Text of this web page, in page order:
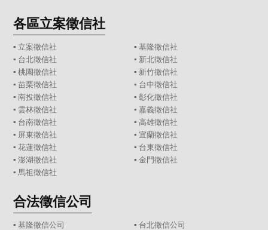
各區立案徵信社
▪ 立案徵信社 ▪ 基隆徵信社
▪ 台北徵信社 ▪ 新北徵信社
▪桃園徵信社 ▪ 新竹徵信社
▪苗栗徵信社 ▪ 台中徵信社
▪南投徵信社 ▪ 彰化徵信社
▪ 雲林徵信社 ▪ 嘉義徵信社
▪ 台南徵信社 ▪ 高雄徵信社
▪ 屏東徵信社 ▪ 宜蘭徵信社
▪花蓮徵信社 ▪ 台東徵信社
▪澎湖徵信社 ▪ 金門徵信社
▪ 馬祖徵信社
合法徵信公司
▪基隆徵信公司 ▪ 台北徵信公司